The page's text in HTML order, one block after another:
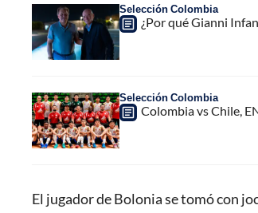
Selección Colombia
¿Por qué Gianni
Selección Colombia
Colombia vs Chile,
El jugador de Bolonia se tomó con